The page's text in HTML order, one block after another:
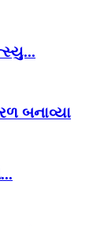
બનાવ્યા